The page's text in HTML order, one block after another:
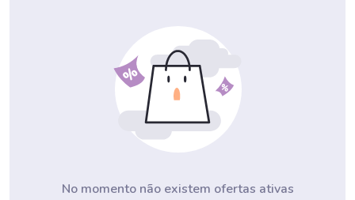
No momento não existem ofertas ativas